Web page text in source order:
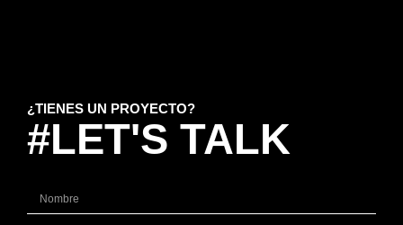
¿TIENES UN PROYECTO?
#LET'S TALK